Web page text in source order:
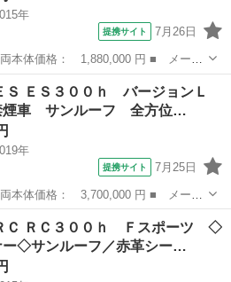
年
提携サイト 7月26日
ＮＸ ■ グレード名： ＮＸ２００
正ナビ フルセグＴＶ ビルトイン
Ｓ ＥＳ３００ｈ バージョンＬ
車 サンルーフ 全方位…
年
提携サイト 7月25日
ＥＳ ■ グレード名： ＥＳ３００
車 サンルーフ 全方位モニター
Ｃ ＲＣ３００ｈ Ｆスポーツ ◇
ー◇サンルーフ／赤革シー…